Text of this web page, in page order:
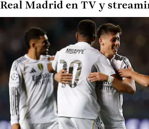
Real Madrid en TV y